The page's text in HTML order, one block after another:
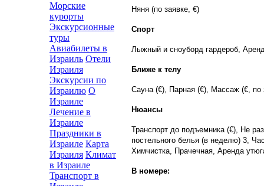
Морские
курорты
Экскурсионные
туры
Авиабилеты в
Израиль Отели
Израиля
Экскурсии по
Израилю О
Израиле
Лечение в
Израиле
Праздники в
Израиле Карта
Израиля Климат
в Израиле
Транспорт в
Няня (по заявке, €)
Спорт
Лыжный и сноуборд гардероб,
Ближе к телу
Сауна (€), Парная (€), Массаж (€, по
Нюансы
Транспорт до подъемника (€), Не
постельного белья (в неделю) 3,
Химчистка, Прачечная, Аренда
В номере: